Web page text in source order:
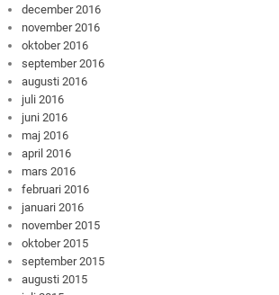
december 2016
november 2016
oktober 2016
september 2016
augusti 2016
juli 2016
juni 2016
maj 2016
april 2016
mars 2016
februari 2016
januari 2016
november 2015
oktober 2015
september 2015
augusti 2015